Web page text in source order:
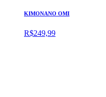
KIMONANO OMI
R$249,99